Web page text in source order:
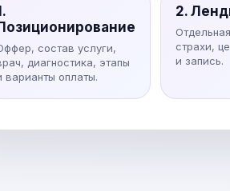
состав услуги,
диагностика, этапы
варианты оплаты.
2.
страхи,
и запись.